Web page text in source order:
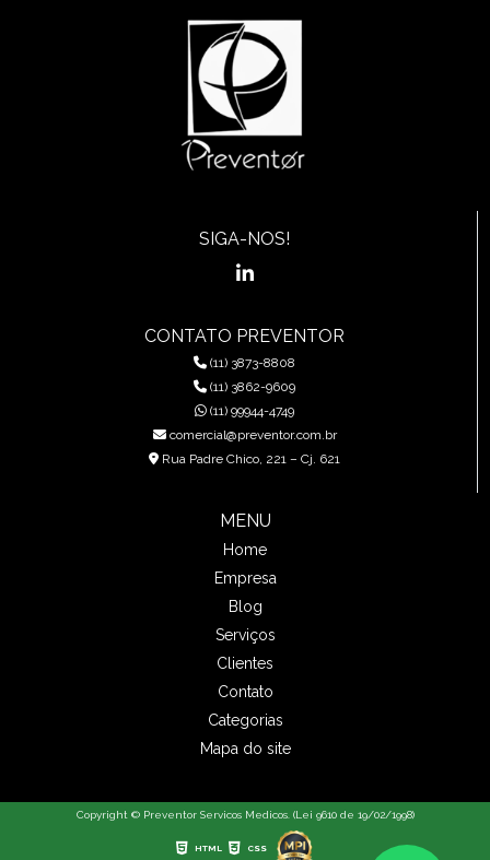
estruturas da cavidade oral (boca) e orofaringe, que
pode envolver a região das bochechas, gengivas,
língua, lábios, garganta, ou assoalho da boca.”
SIGA-NOS!
CONTATO PREVENTOR
(11) 3873-8808
(11) 3862-9609
(11) 99944-4749
comercial@preventor.com.br
Rua Padre Chico, 221 – Cj. 621
MENU
Home
Empresa
Blog
Serviços
Clientes
Contato
Categorias
Mapa do site
Copyright © Preventor Servicos Medicos. (Lei 9610 de 19/02/1998)
HTML CSS